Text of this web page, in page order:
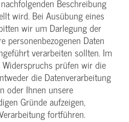
Beschreibung
wird. Bei Ausübung eines
wir um Darlegung der
personenbezogenen Daten
verarbeiten sollten. Im
prüfen wir die
die Datenverarbeitung
oder Ihnen unsere
Gründe aufzeigen,
fortführen.